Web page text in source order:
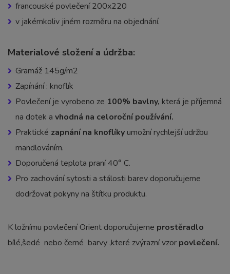
francouské povlečení 200x220
v jakémkoliv jiném rozměru na objednání.
Materialové složení a údržba:
Gramáž 145g/m2
Zapínání : knoflík
Povlečení je vyrobeno ze 100% bavlny, která je příjemná
na dotek a vhodná na celoroční používání.
Praktické zapnání na knoflíkyumožní rychlejší udržbu
mandlováním.
Doporučená teplota praní 40° C.
Pro zachování sytosti a stálosti barev doporučujeme
dodržovat pokyny na štítku produktu.
K ložnímu povlečení Orient doporučujeme prostěradlo
bílé,šedé nebo černé barvy ,které zvýrazní vzor povlečení.